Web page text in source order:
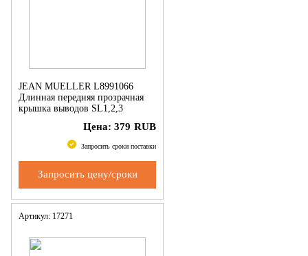
JEAN MUELLER L8991066
Длинная передняя прозрачная
крышка выводов SL1,2,3
Цена: 379 RUB
Запросить сроки поставки
Запросить цену/сроки
Артикул: 17271